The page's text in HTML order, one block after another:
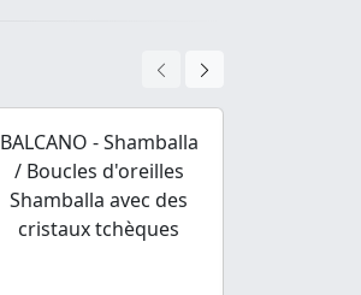
BALCANO - Shamballa
/ Boucles d'oreilles
Shamballa avec des
cristaux tchèques